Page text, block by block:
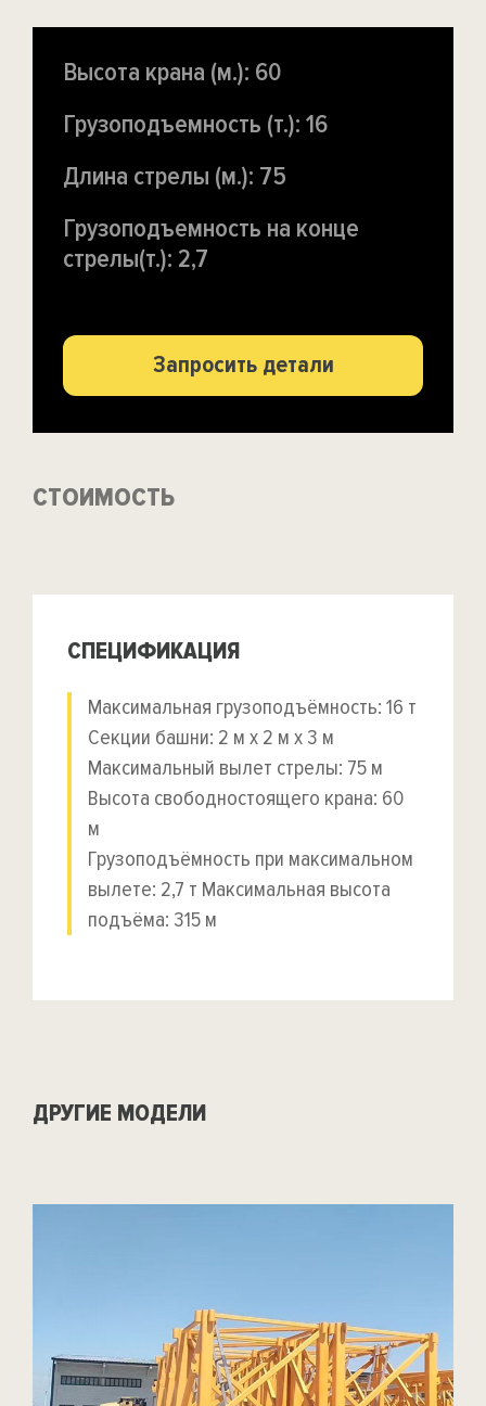
Высота крана (м.): 60
Грузоподъемность (т.): 16
Длина стрелы (м.): 75
Грузоподъемность на конце
стрелы(т.): 2,7
Запросить детали
СТОИМОСТЬ
СПЕЦИФИКАЦИЯ
Максимальная грузоподъёмность: 16 т
Секции башни: 2 м x 2 м x 3 м
Максимальный вылет стрелы: 75 м
Высота свободностоящего крана: 60
м
Грузоподъёмность при максимальном
вылете: 2,7 т Максимальная высота
подъёма: 315 м
ДРУГИЕ МОДЕЛИ